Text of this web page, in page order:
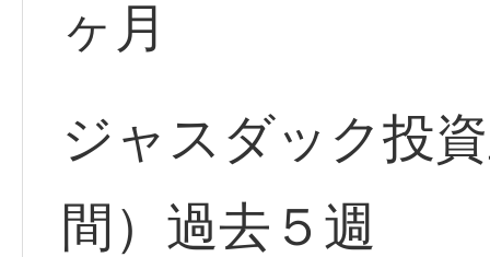
ヶ月
ジャスダック投
間）過去５週